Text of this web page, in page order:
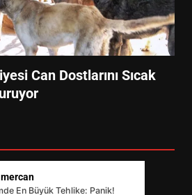
Can Dostlarını Sıcak
En Büyük Tehlike: Panik!